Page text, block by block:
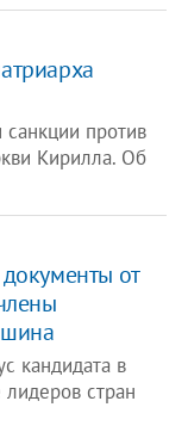
против
Кирилла. Об
от
кандидата в
стран